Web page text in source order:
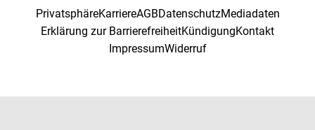
PrivatsphäreKarriereAGBDatenschutzMediadaten
Erklärung zur BarrierefreiheitKündigungKontakt
ImpressumWiderruf